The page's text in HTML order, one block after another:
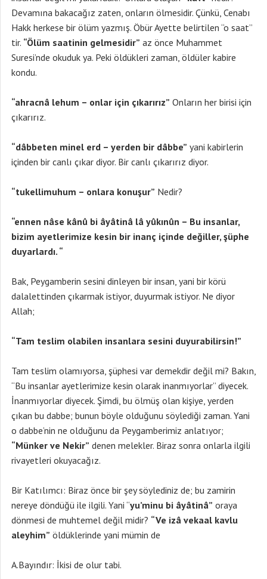
Devamına bakacağız zaten, onların ölmesidir. Çünkü, Cenabı
Hakk herkese bir ölüm yazmış. Öbür Ayette belirtilen “o saat”
tir. “Ölüm saatinin gelmesidir” az önce Muhammet
Suresi’nde okuduk ya. Peki öldükleri zaman, öldüler kabire
kondu.
“ahracnâ lehum – onlar için çıkarırız” Onların her birisi için
çıkarırız.
“dâbbeten minel erd – yerden bir dâbbe” yani kabirlerin
içinden bir canlı çıkar diyor. Bir canlı çıkarırız diyor.
“tukellimuhum – onlara konuşur” Nedir?
“ennen nâse kânû bi âyâtinâ lâ yûkınûn – Bu insanlar,
bizim ayetlerimize kesin bir inanç içinde değiller, şüphe
duyarlardı. “
Bak, Peygamberin sesini dinleyen bir insan, yani bir körü
dalalettinden çıkarmak istiyor, duyurmak istiyor. Ne diyor
Allah;
“Tam teslim olabilen insanlara sesini duyurabilirsin!”
Tam teslim olamıyorsa, şüphesi var demekdir değil mi? Bakın,
“Bu insanlar ayetlerimize kesin olarak inanmıyorlar” diyecek.
İnanmıyorlar diyecek. Şimdi, bu ölmüş olan kişiye, yerden
çıkan bu dabbe; bunun böyle olduğunu söylediği zaman. Yani
o dabbe’nin ne olduğunu da Peygamberimiz anlatıyor;
“Münker ve Nekir” denen melekler. Biraz sonra onlarla ilgili
rivayetleri okuyacağız.
Bir Katılımcı: Biraz önce bir şey söylediniz de; bu zamirin
nereye döndüğü ile ilgili. Yani “yu’minu bi âyâtinâ” oraya
dönmesi de muhtemel değil midir? “Ve izâ vekaal kavlu
aleyhim” öldüklerinde yani mümin de
A.Bayındır: İkisi de olur tabi.